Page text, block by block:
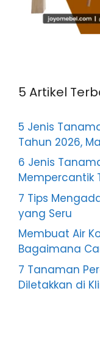
5 Artikel
5 Jenis
Tahun 2026,
6 Jenis
Mempercantik
7 Tips
yang Seru
Membuat Air
Bagaimana
7 Tanaman
Diletakkan di